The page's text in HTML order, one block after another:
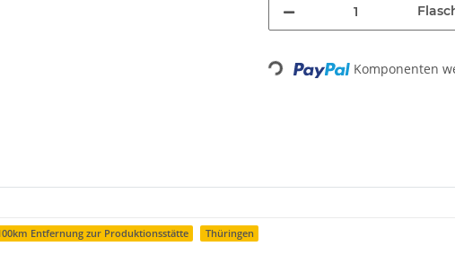
Loading... Komponenten
Entfernung zur Produktionsstätte Thüringen